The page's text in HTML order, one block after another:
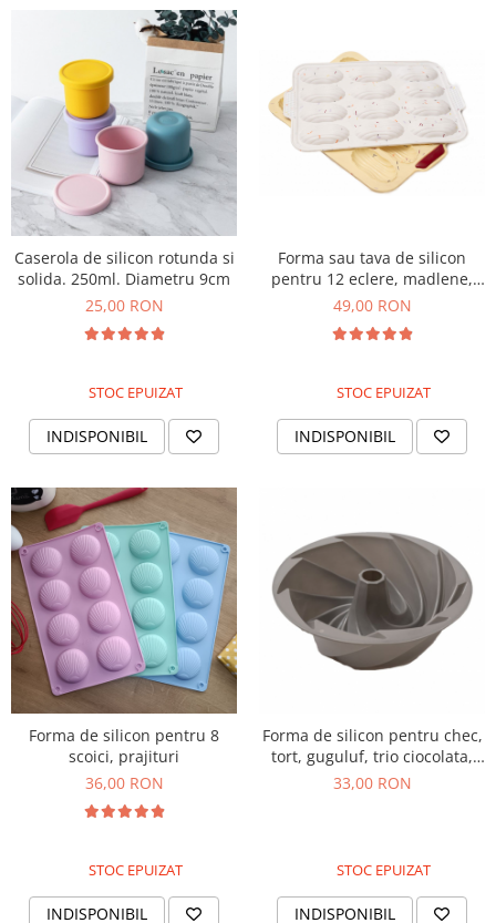
Caserola de silicon rotunda si
solida. 250ml. Diametru 9cm
25,00 RON
STOC EPUIZAT
INDISPONIBIL
Forma sau tava de silicon
pentru 12 eclere, madlene,
scoici
49,00 RON
STOC EPUIZAT
INDISPONIBIL
Forma de silicon pentru 8
scoici, prajituri
36,00 RON
STOC EPUIZAT
INDISPONIBIL
Forma de silicon pentru chec,
tort, guguluf, trio ciocolata,
24cm
33,00 RON
STOC EPUIZAT
INDISPONIBIL